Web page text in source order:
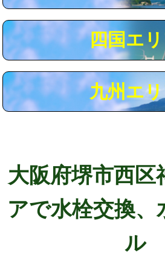
※給水管工事は20mmまでの価格です
四国エ
九州エ
大阪府堺市西区
アで水栓交換、
ル